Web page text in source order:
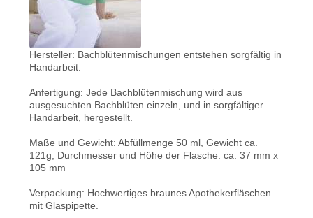
Hersteller: Bachblütenmischungen entstehen sorgfältig in
Handarbeit.
Anfertigung: Jede Bachblütenmischung wird aus
ausgesuchten Bachblüten einzeln, und in sorgfältiger
Handarbeit, hergestellt.
Maße und Gewicht: Abfüllmenge 50 ml, Gewicht ca.
121g, Durchmesser und Höhe der Flasche: ca. 37 mm x
105 mm
Verpackung: Hochwertiges braunes Apothekerfläschen
mit Glaspipette.